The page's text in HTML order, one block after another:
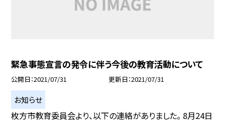
緊急事態宣言の発令に伴う今後の教育活動について
公開日 2021/07/31 更新日 2021/07/31
お知らせ
枚方市教育委員会より、以下の連絡がありました。 8月24日